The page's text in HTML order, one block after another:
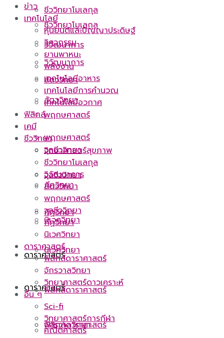
ชีววิทยาโมเลกุล
วิวัฒนาการ
สัตววิทยา
พฤกษศาสตร์
จุลชีววิทยา
กีฏวิทยา
นิเวศวิทยา
ดาราศาสตร์
ฟิสิกส์ดาราศาสตร์
ชีววิทยาโมเลกุล
วิวัฒนาการ
สัตววิทยา
พฤกษศาสตร์
จุลชีววิทยา
กีฏวิทยา
นิเวศวิทยา
ดาราศาสตร์
ฟิสิกส์ดาราศาสตร์
จักรวาลวิทยา
ข่าว
เทคโนโลยี
หุ่นยนต์และปัญญาประดิษฐ์
วิศวกรรม
ยานพาหนะ
พลังงาน
เทคโนโลยีอาหาร
เทคโนโลยีการคำนวณ
เทคโนโลยีอวกาศ
ฟิสิกส์
เคมี
ชีววิทยา
วิทยาศาสตร์สุขภาพ
ชีววิทยาโมเลกุล
วิวัฒนาการ
สัตววิทยา
พฤกษศาสตร์
จุลชีววิทยา
กีฏวิทยา
นิเวศวิทยา
ดาราศาสตร์
ฟิสิกส์ดาราศาสตร์
จักรวาลวิทยา
วิทยาศาสตร์ดาวเคราะห์
อื่น ๆ
Sci-fi
วิทยาศาสตร์การกีฬา
คณิตศาสตร์